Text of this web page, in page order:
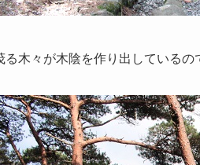
る木々が木陰を作り出しているの